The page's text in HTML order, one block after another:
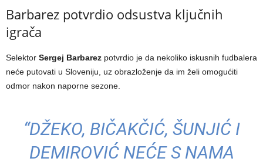
Barbarez potvrdio odsustva ključnih
igrača
Selektor Sergej Barbarez potvrdio je da nekoliko iskusnih fudbalera
neće putovati u Sloveniju, uz obrazloženje da im želi omogućiti
odmor nakon naporne sezone.
“DŽEKO, BIČAKČIĆ, ŠUNJIĆ I
DEMIROVIĆ NEĆE S NAMA